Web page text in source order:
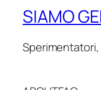
SIAMO